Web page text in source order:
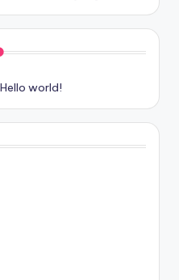
Hello world!